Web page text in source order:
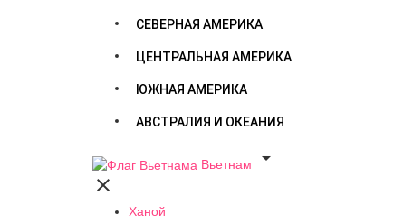
СЕВЕРНАЯ АМЕРИКА
ЦЕНТРАЛЬНАЯ АМЕРИКА
ЮЖНАЯ АМЕРИКА
АВСТРАЛИЯ И ОКЕАНИЯ
Вьетнам


Ханой